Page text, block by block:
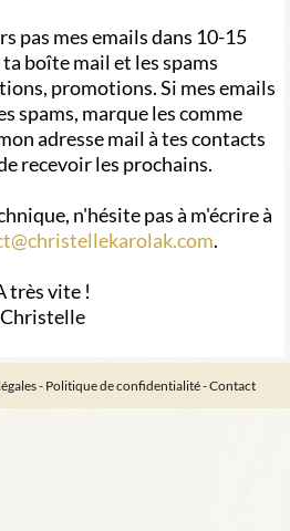
pas mes emails dans 10-15
boîte mail et les spams
promotions. Si mes emails
spams, marque les comme
adresse mail à tes contacts
recevoir les prochains.
n'hésite pas à m'écrire à
.
très vite !
Christelle
- Politique de confidentialité-Contact